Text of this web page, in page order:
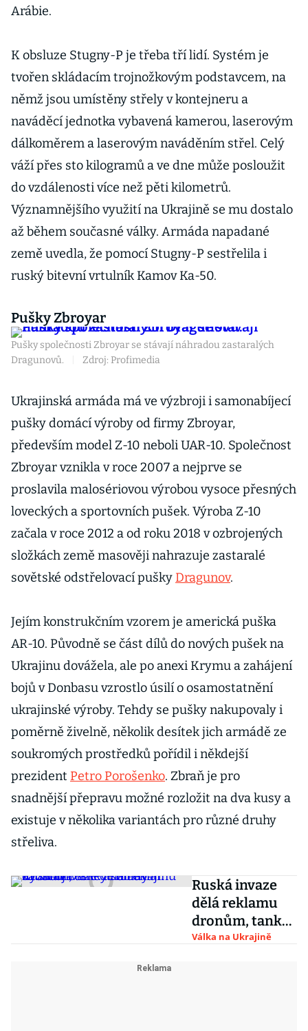
Arábie.
K obsluze Stugny-P je třeba tří lidí. Systém je
tvořen skládacím trojnožkovým podstavcem, na
němž jsou umístěny střely v kontejneru a
naváděcí jednotka vybavená kamerou, laserovým
dálkoměrem a laserovým naváděním střel. Celý
váží přes sto kilogramů a ve dne může posloužit
do vzdálenosti více než pěti kilometrů.
Významnějšího využití na Ukrajině se mu dostalo
až během současné války. Armáda napadané
země uvedla, že pomocí Stugny-P sestřelila i
ruský bitevní vrtulník Kamov Ka-50.
Pušky Zbroyar
Pušky společnosti Zbroyar se stávají náhradou zastaralých
Dragunovů.
Zdroj: Profimedia
Ukrajinská armáda má ve výzbroji i samonabíjecí
pušky domácí výroby od firmy Zbroyar,
především model Z-10 neboli UAR-10. Společnost
Zbroyar vznikla v roce 2007 a nejprve se
proslavila malosériovou výrobou vysoce přesných
loveckých a sportovních pušek. Výroba Z-10
začala v roce 2012 a od roku 2018 v ozbrojených
složkách země masověji nahrazuje zastaralé
sovětské odstřelovací pušky Dragunov.
Jejím konstrukčním vzorem je americká puška
AR-10. Původně se část dílů do nových pušek na
Ukrajinu dovážela, ale po anexi Krymu a zahájení
bojů v Donbasu vzrostlo úsilí o osamostatnění
ukrajinské výroby. Tehdy se pušky nakupovaly i
poměrně živelně, několik desítek jich armádě ze
soukromých prostředků pořídil i někdejší
prezident Petro Porošenko. Zbraň je pro
snadnější přepravu možné rozložit na dva kusy a
existuje v několika variantách pro různé druhy
střeliva.
Ruská invaze
dělá reklamu
dronům, tanky
selhávají.
Válka na Ukrajině